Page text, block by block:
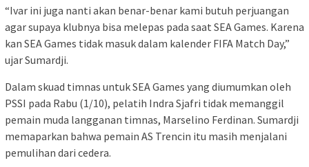
“Ivar ini juga nanti akan benar-benar kami butuh perjuangan
agar supaya klubnya bisa melepas pada saat SEA Games. Karena
kan SEA Games tidak masuk dalam kalender FIFA Match Day,”
ujar Sumardji.
Dalam skuad timnas untuk SEA Games yang diumumkan oleh
PSSI pada Rabu (1/10), pelatih Indra Sjafri tidak memanggil
pemain muda langganan timnas, Marselino Ferdinan. Sumardji
memaparkan bahwa pemain AS Trencin itu masih menjalani
pemulihan dari cedera.